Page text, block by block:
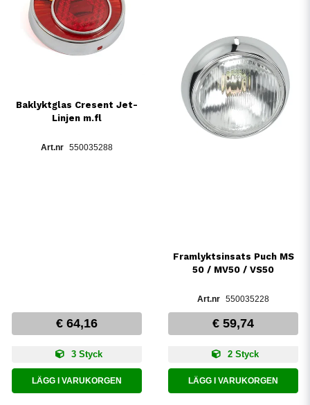
Baklyktglas Cresent Jet-
Linjen m.fl
550035288
€ 64,16
3 Styck
LÄGG I VARUKORGEN
Framlyktsinsats Puch MS
50 / MV50 / VS50
550035228
€ 59,74
2 Styck
LÄGG I VARUKORGEN